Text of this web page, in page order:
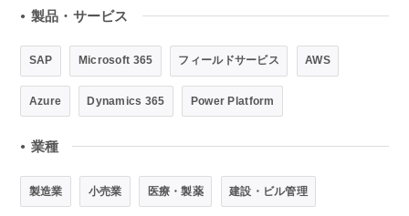
● 製品・サービス
SAP Microsoft 365 フィールドサービス AWS
Azure Dynamics 365 Power Platform
● 業種
製造業 小売業 医療・製薬 建設・ビル管理